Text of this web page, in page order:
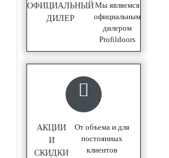
ОФИЦИАЛЬНЫЙ
ДИЛЕР
Мы являемся
официальным
дилером
Profildoors
АКЦИИ
И
СКИДКИ
От объема и для
постоянных
клиентов